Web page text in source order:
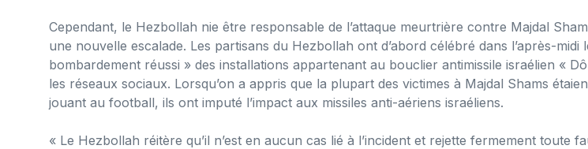
Cependant, le Hezbollah nie être responsable de l’attaque meurtrière contre Majdal
une nouvelle escalade. Les partisans du Hezbollah ont d’abord célébré dans l’après-midi
bombardement réussi » des installations appartenant au bouclier antimissile israélien «
les réseaux sociaux. Lorsqu’on a appris que la plupart des victimes à Majdal Shams
jouant au football, ils ont imputé l’impact aux missiles anti-aériens israéliens.
« Le Hezbollah réitère qu’il n’est en aucun cas lié à l’incident et rejette fermement toute